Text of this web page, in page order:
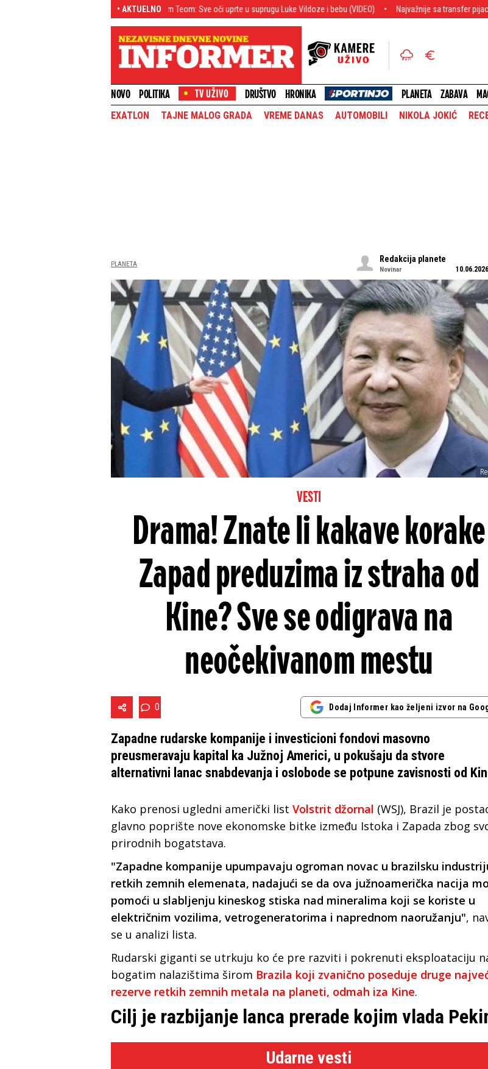
• AKTUELNO
Milica prvi put u Beogradu sa sinom Teom: Sve oči uprte u suprugu Luke Vildoze i bebu (VIDEO) Najvažnije sa transfer pijace: Siti odbio
NOVO POLITIKA DRUŠTVO HRONIKA PLANETA ZABAVA
EXATLON TAJNE MALOG GRADA VREME DANAS AUTOMOBILI NIKOLA JOKIĆ
PLANETA
Redakcija planete
Novinar 10.06.2026
VESTI
Drama! Znate li kakave korake
Zapad preduzima iz straha od
Kine? Sve se odigrava na
neočekivanom mestu
0 Dodaj Informer kao željeni izvor na
Zapadne rudarske kompanije i investicioni fondovi masovno
preusmeravaju kapital ka Južnoj Americi, u pokušaju da stvore
alternativni lanac snabdevanja i oslobode se potpune zavisnosti od
Kako prenosi ugledni američki list Volstrit džornal (WSJ), Brazil je
glavno poprište nove ekonomske bitke između Istoka i Zapada zbog
prirodnih bogatstava.
"Zapadne kompanije upumpavaju ogroman novac u brazilsku
retkih zemnih elemenata, nadajući se da ova južnoamerička nacija
pomoći u slabljenju kineskog stiska nad mineralima koji se koriste u
električnim vozilima, vetrogeneratorima i naprednom naoružanju",
se u analizi lista.
Rudarski giganti se utrkuju ko će pre razviti i pokrenuti eksploataciju
bogatim nalazištima širom Brazila koji zvanično poseduje druge
rezerve retkih zemnih metala na planeti, odmah iza Kine.
Cilj je razbijanje lanca prerade kojim vlada
Udarne vesti